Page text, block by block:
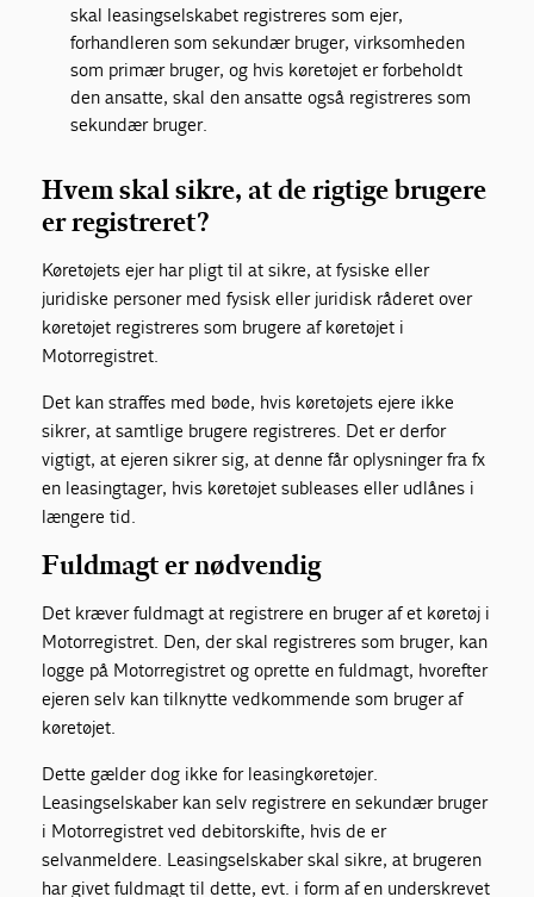
skal leasingselskabet registreres som ejer,
forhandleren som sekundær bruger, virksomheden
som primær bruger, og hvis køretøjet er forbeholdt
den ansatte, skal den ansatte også registreres som
sekundær bruger.
Hvem skal sikre, at de rigtige brugere
er registreret?
Køretøjets ejer har pligt til at sikre, at fysiske eller
juridiske personer med fysisk eller juridisk råderet over
køretøjet registreres som brugere af køretøjet i
Motorregistret.
Det kan straffes med bøde, hvis køretøjets ejere ikke
sikrer, at samtlige brugere registreres. Det er derfor
vigtigt, at ejeren sikrer sig, at denne får oplysninger fra fx
en leasingtager, hvis køretøjet subleases eller udlånes i
længere tid.
Fuldmagt er nødvendig
Det kræver fuldmagt at registrere en bruger af et køretøj i
Motorregistret. Den, der skal registreres som bruger, kan
logge på Motorregistret og oprette en fuldmagt, hvorefter
ejeren selv kan tilknytte vedkommende som bruger af
køretøjet.
Dette gælder dog ikke for leasingkøretøjer.
Leasingselskaber kan selv registrere en sekundær bruger
i Motorregistret ved debitorskifte, hvis de er
selvanmeldere. Leasingselskaber skal sikre, at brugeren
har givet fuldmagt til dette, evt. i form af en underskrevet